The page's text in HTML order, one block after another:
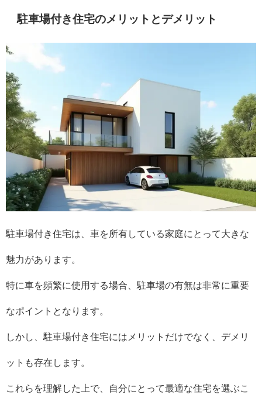
駐車場付き住宅のメリットとデメリット
駐車場付き住宅は、車を所有している家庭にとって大きな
魅力があります。
特に車を頻繁に使用する場合、駐車場の有無は非常に重要
なポイントとなります。
しかし、駐車場付き住宅にはメリットだけでなく、デメリ
ットも存在します。
これらを理解した上で、自分にとって最適な住宅を選ぶこ